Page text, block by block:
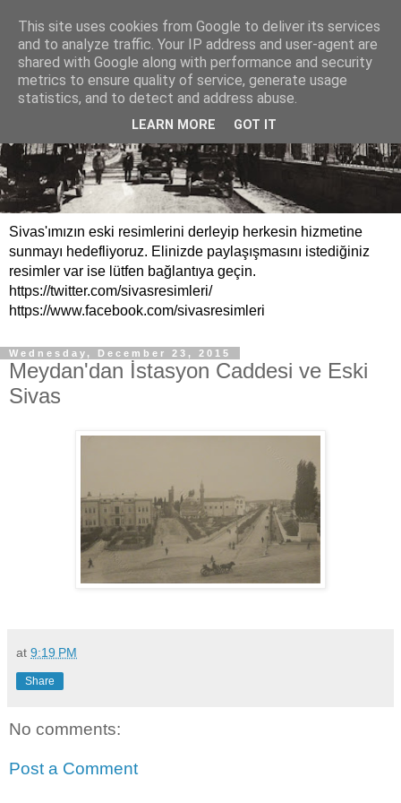
Sivas'ımızın eski resimlerini derleyip herkesin hizmetine
sunmayı hedefliyoruz. Elinizde paylaşışmasını istediğiniz
resimler var ise lütfen bağlantıya geçin.
https://twitter.com/sivasresimleri/
https://www.facebook.com/sivasresimleri
Wednesday, December 23, 2015
Meydan'dan İstasyon Caddesi ve Eski
Sivas
at 9:19 PM
Share
No comments:
Post a Comment
This site uses cookies from Google to deliver its services
and to analyze traffic. Your IP address and user-agent are
shared with Google along with performance and security
metrics to ensure quality of service, generate usage
statistics, and to detect and address abuse.
LEARN MORE GOT IT